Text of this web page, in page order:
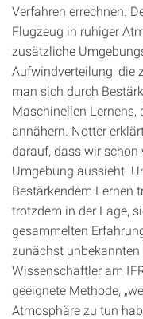
Verfahren errechnen.
Flugzeug in ruhiger
zusätzliche
Aufwindverteilung, die
man sich durch
Maschinellen
annähern. Notter
darauf, dass wir schon
Umgebung aussieht.
Bestärkendem Lernen
trotzdem in der Lage,
gesammelten
zunächst unbekannten
Wissenschaftler am
geeignete Methode,
Atmosphäre zu tun